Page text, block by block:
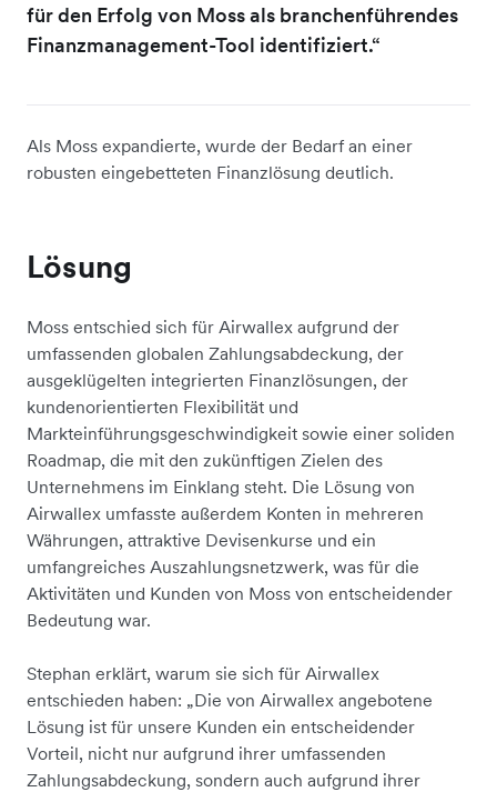
für den Erfolg von Moss als branchenführendes
Finanzmanagement-Tool identifiziert.“
Als Moss expandierte, wurde der Bedarf an einer
robusten eingebetteten Finanzlösung deutlich.
Lösung
Moss entschied sich für Airwallex aufgrund der
umfassenden globalen Zahlungsabdeckung, der
ausgeklügelten integrierten Finanzlösungen, der
kundenorientierten Flexibilität und
Markteinführungsgeschwindigkeit sowie einer soliden
Roadmap, die mit den zukünftigen Zielen des
Unternehmens im Einklang steht. Die Lösung von
Airwallex umfasste außerdem Konten in mehreren
Währungen, attraktive Devisenkurse und ein
umfangreiches Auszahlungsnetzwerk, was für die
Aktivitäten und Kunden von Moss von entscheidender
Bedeutung war.
Stephan erklärt, warum sie sich für Airwallex
entschieden haben: „Die von Airwallex angebotene
Lösung ist für unsere Kunden ein entscheidender
Vorteil, nicht nur aufgrund ihrer umfassenden
Zahlungsabdeckung, sondern auch aufgrund ihrer